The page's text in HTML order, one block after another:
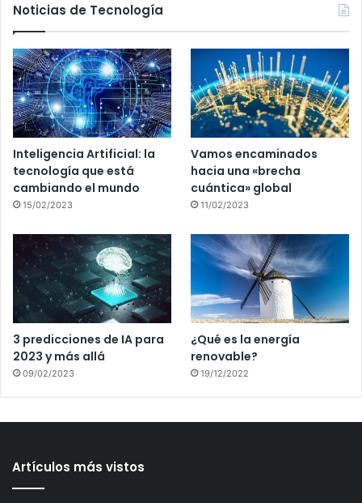
Noticias de Tecnología
Inteligencia Artificial: la
tecnología que está
cambiando el mundo
15/02/2023
Vamos encaminados
hacia una «brecha
cuántica» global
11/02/2023
3 predicciones de IA para
2023 y más allá
09/02/2023
¿Qué es la energía
renovable?
19/12/2022
Artículos más vistos